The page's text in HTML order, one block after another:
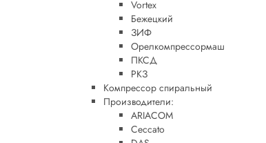
Vortex
Бежецкий
ЗИФ
Орелкомпрессормаш
ПКСД
РКЗ
Компрессор спиральный
Производители:
ARIACOM
Ceccato